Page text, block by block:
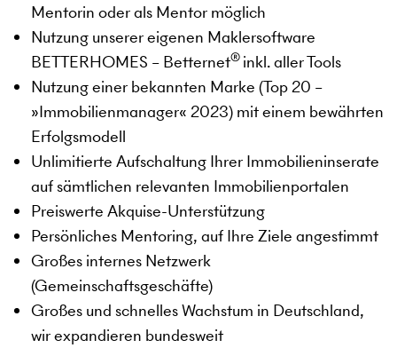
Mentorin oder als Mentor möglich
Nutzung unserer eigenen Maklersoftware
BETTERHOMES – Betternet® inkl. aller Tools
Nutzung einer bekannten Marke (Top 20 –
»Immobilienmanager« 2023) mit einem bewährten
Erfolgsmodell
Unlimitierte Aufschaltung Ihrer Immobilieninserate
auf sämtlichen relevanten Immobilienportalen
Preiswerte Akquise-Unterstützung
Persönliches Mentoring, auf Ihre Ziele angestimmt
Großes internes Netzwerk
(Gemeinschaftsgeschäfte)
Großes und schnelles Wachstum in Deutschland,
wir expandieren bundesweit